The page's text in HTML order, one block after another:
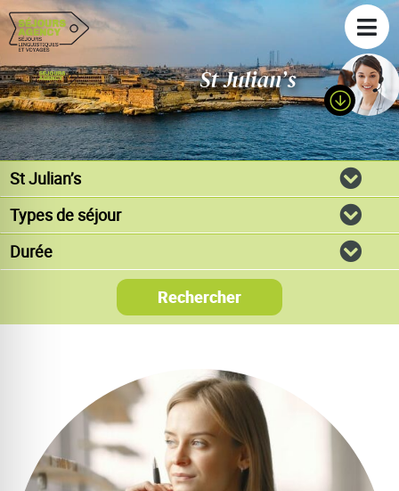
St Julian’s
Rechercher